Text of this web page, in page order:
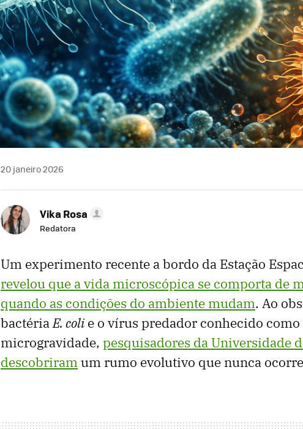
20 janeiro 2026
Vika Rosa
Redatora
Um experimento recente a bordo da Estação
revelou que a vida microscópica se comporta de
quando as condições do ambiente mudam. Ao
bactériaE. colie o vírus predador conhecido como
microgravidade, pesquisadores da Universidade
descobriramum rumo evolutivo que nunca